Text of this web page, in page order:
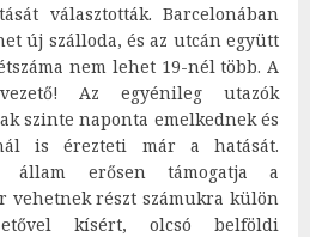
választották. Barcelonában
új szálloda, és az utcán együtt
nem lehet 19-nél több. A
Az egyénileg utazók
szinte naponta emelkednek és
is érezteti már a hatását.
állam erősen támogatja a
vehetnek részt számukra külön
kísért, olcsó belföldi